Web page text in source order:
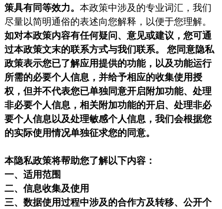
策具有同等效力。本政策中涉及的专业词汇，我们
尽量以简明通俗的表述向您解释，以便于您理解。
如对本政策内容有任何疑问、意见或建议，您可通
过本政策文末的联系方式与我们联系。
您同意隐私
政策表示您已了解应用提供的功能，以及功能运行
所需的必要个人信息，并给予相应的收集使用授
权，但并不代表您已单独同意开启附加功能、处理
非必要个人信息，相关附加功能的开启、处理非必
要个人信息以及处理敏感个人信息，我们会根据您
的实际使用情况单独征求您的同意。
本隐私政策将帮助您了解以下内容：
一、适用范围
二、信息收集及使用
三、数据使用过程中涉及的合作方及转移、公开个